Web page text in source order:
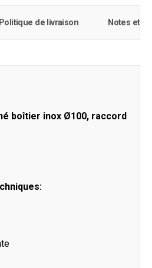
Politique de livraison Notes et
boîtier inox Ø100, raccord